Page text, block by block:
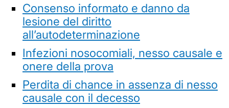
Consenso informato e danno da
lesione del diritto
all’autodeterminazione
Infezioni nosocomiali, nesso causale e
onere della prova
Perdita di chance in assenza di nesso
causale con il decesso